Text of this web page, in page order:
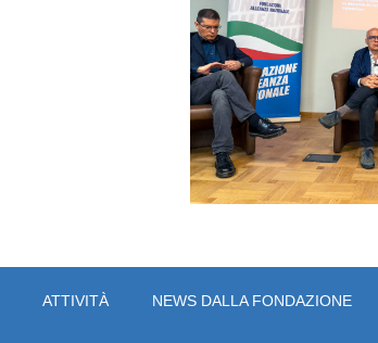
ATTIVITÀ NEWS DALLA FONDAZIONE